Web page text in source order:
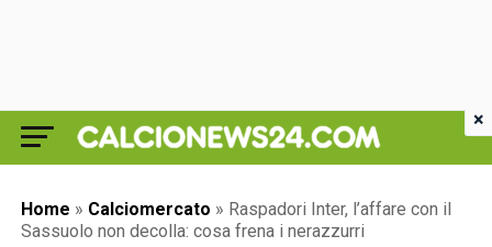
Home » Calciomercato » Raspadori Inter, l’affare con il
Sassuolo non decolla: cosa frena i nerazzurri
×